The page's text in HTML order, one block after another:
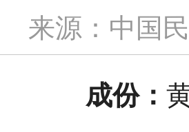
来源：中国
成份：